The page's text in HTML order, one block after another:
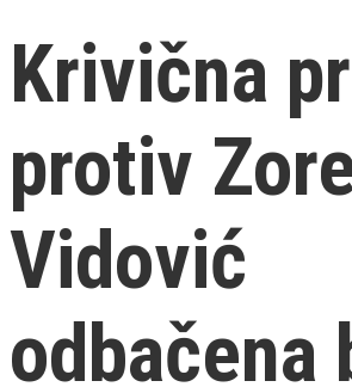
Krivična
protiv
Vidović
odbačena